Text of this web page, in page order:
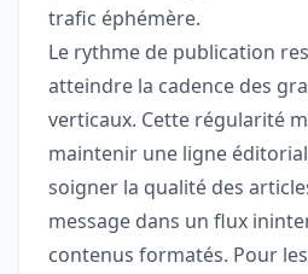
trafic éphémère.
Le rythme de publication
atteindre la cadence des
verticaux. Cette régularité
maintenir une ligne
soigner la qualité des
message dans un flux
contenus formatés. Pour